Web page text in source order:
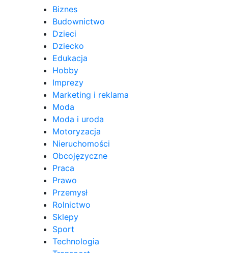
Biznes
Budownictwo
Dzieci
Dziecko
Edukacja
Hobby
Imprezy
Marketing i reklama
Moda
Moda i uroda
Motoryzacja
Nieruchomości
Obcojęzyczne
Praca
Prawo
Przemysł
Rolnictwo
Sklepy
Sport
Technologia